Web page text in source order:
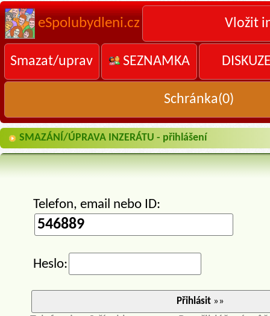
eSpolubydleni.cz Vložit
Smazat/uprav SEZNAMKA
Schránka(0)
SMAZÁNÍ/ÚPRAVA INZERÁTU - přihlášení
Telefon, email nebo ID:
Heslo:
Přihlásit»»